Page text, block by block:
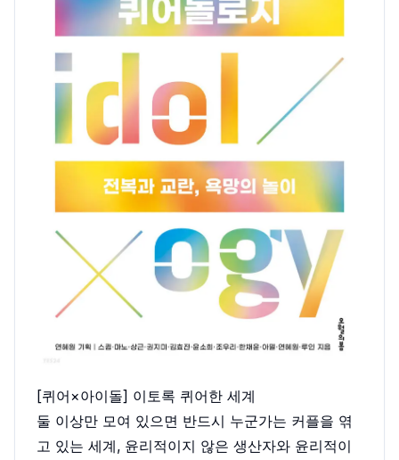
[퀴어×아이돌] 이토록 퀴어한 세계
둘 이상만 모여 있으면 반드시 누군가는 커플을 엮
고 있는 세계, 윤리적이지 않은 생산자와 윤리적이